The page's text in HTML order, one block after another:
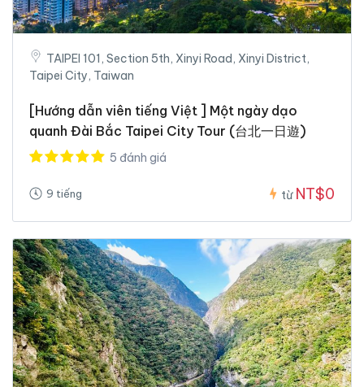
TAIPEI 101, Section 5th, Xinyi Road, Xinyi District,
Taipei City, Taiwan
[Hướng dẫn viên tiếng Việt ] Một ngày dạo
quanh Đài Bắc Taipei City Tour (台北一日遊)
5 đánh giá
9 tiếng từNT$0